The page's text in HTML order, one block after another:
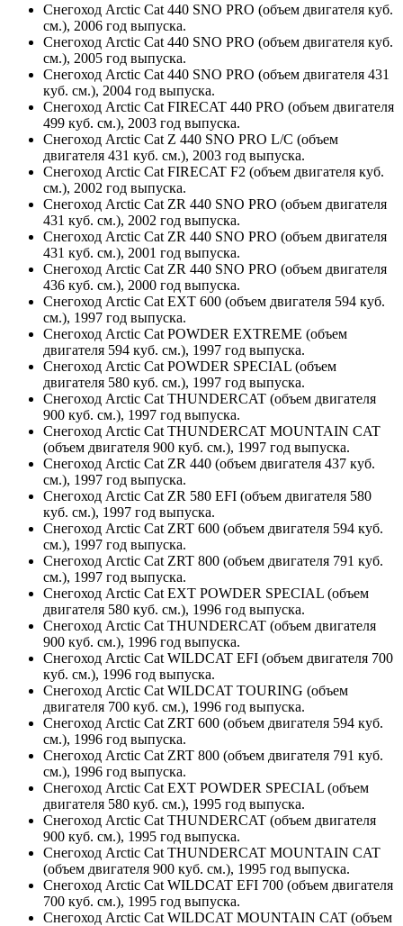
Снегоход Arctic Cat 440 SNO PRO (объем двигателя куб.
см.), 2006 год выпуска.
Снегоход Arctic Cat 440 SNO PRO (объем двигателя куб.
см.), 2005 год выпуска.
Снегоход Arctic Cat 440 SNO PRO (объем двигателя 431
куб. см.), 2004 год выпуска.
Снегоход Arctic Cat FIRECAT 440 PRO (объем двигателя
499 куб. см.), 2003 год выпуска.
Снегоход Arctic Cat Z 440 SNO PRO L/C (объем
двигателя 431 куб. см.), 2003 год выпуска.
Снегоход Arctic Cat FIRECAT F2 (объем двигателя куб.
см.), 2002 год выпуска.
Снегоход Arctic Cat ZR 440 SNO PRO (объем двигателя
431 куб. см.), 2002 год выпуска.
Снегоход Arctic Cat ZR 440 SNO PRO (объем двигателя
431 куб. см.), 2001 год выпуска.
Снегоход Arctic Cat ZR 440 SNO PRO (объем двигателя
436 куб. см.), 2000 год выпуска.
Снегоход Arctic Cat EXT 600 (объем двигателя 594 куб.
см.), 1997 год выпуска.
Снегоход Arctic Cat POWDER EXTREME (объем
двигателя 594 куб. см.), 1997 год выпуска.
Снегоход Arctic Cat POWDER SPECIAL (объем
двигателя 580 куб. см.), 1997 год выпуска.
Снегоход Arctic Cat THUNDERCAT (объем двигателя
900 куб. см.), 1997 год выпуска.
Снегоход Arctic Cat THUNDERCAT MOUNTAIN CAT
(объем двигателя 900 куб. см.), 1997 год выпуска.
Снегоход Arctic Cat ZR 440 (объем двигателя 437 куб.
см.), 1997 год выпуска.
Снегоход Arctic Cat ZR 580 EFI (объем двигателя 580
куб. см.), 1997 год выпуска.
Снегоход Arctic Cat ZRT 600 (объем двигателя 594 куб.
см.), 1997 год выпуска.
Снегоход Arctic Cat ZRT 800 (объем двигателя 791 куб.
см.), 1997 год выпуска.
Снегоход Arctic Cat EXT POWDER SPECIAL (объем
двигателя 580 куб. см.), 1996 год выпуска.
Снегоход Arctic Cat THUNDERCAT (объем двигателя
900 куб. см.), 1996 год выпуска.
Снегоход Arctic Cat WILDCAT EFI (объем двигателя 700
куб. см.), 1996 год выпуска.
Снегоход Arctic Cat WILDCAT TOURING (объем
двигателя 700 куб. см.), 1996 год выпуска.
Снегоход Arctic Cat ZRT 600 (объем двигателя 594 куб.
см.), 1996 год выпуска.
Снегоход Arctic Cat ZRT 800 (объем двигателя 791 куб.
см.), 1996 год выпуска.
Снегоход Arctic Cat EXT POWDER SPECIAL (объем
двигателя 580 куб. см.), 1995 год выпуска.
Снегоход Arctic Cat THUNDERCAT (объем двигателя
900 куб. см.), 1995 год выпуска.
Снегоход Arctic Cat THUNDERCAT MOUNTAIN CAT
(объем двигателя 900 куб. см.), 1995 год выпуска.
Снегоход Arctic Cat WILDCAT EFI 700 (объем двигателя
700 куб. см.), 1995 год выпуска.
Снегоход Arctic Cat WILDCAT MOUNTAIN CAT (объем